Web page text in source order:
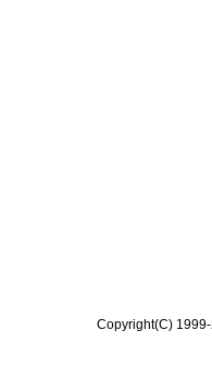
Copyright(C)